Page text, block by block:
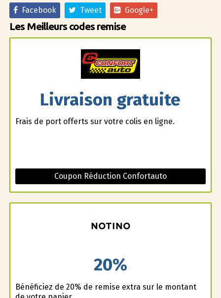
Facebook
Tweet Google+
Les Meilleurs codes remise
Livraison gratuite
Frais de port offerts sur votre colis en ligne.
Coupon Réduction Confortauto
20%
Bénéficiez de 20% de remise extra sur le montant